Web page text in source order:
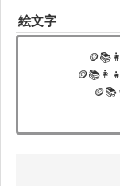
絵文字